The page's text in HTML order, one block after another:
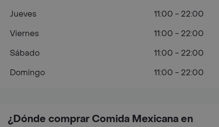
¿Dónde comprar Comida Mexicana en
Jueves
11:00 - 22:00
Viernes
11:00 - 22:00
Sábado
11:00 - 22:00
Domingo
11:00 - 22:00